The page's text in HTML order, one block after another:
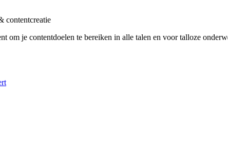
contentcreatie
om je contentdoelen te bereiken in alle talen en voor talloze